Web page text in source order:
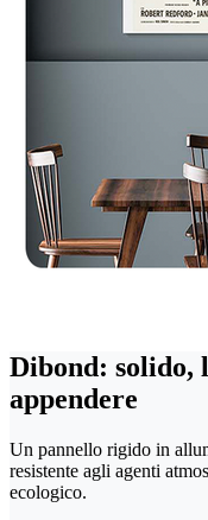
Dibond: solido,
appendere
Un pannello rigido in
resistente agli agenti
ecologico.